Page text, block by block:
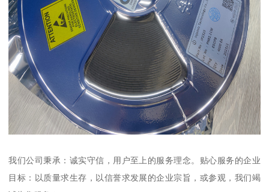
我们公司秉承：诚实守信，用户至上的服务理念。贴心服务的企业
目标：以质量求生存，以信誉求发展的企业宗旨，或参观，我们竭